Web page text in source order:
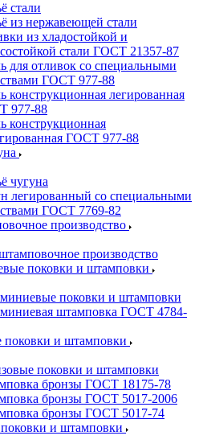
стали
из нержавеющей стали
из хладостойкой и
стали ГОСТ 21357-87
для отливок со специальными
ГОСТ 977-88
конструкционная легированная
977-88
конструкционная
ГОСТ 977-88
чугуна
легированный со специальными
ГОСТ 7769-82
производство
производство
поковки и штамповки
поковки и штамповки
штамповка ГОСТ 4784-
поковки и штамповки
поковки и штамповки
бронзы ГОСТ 18175-78
бронзы ГОСТ 5017-2006
бронзы ГОСТ 5017-74
и штамповки